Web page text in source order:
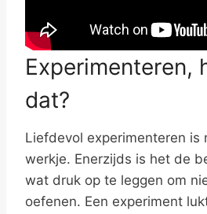
Experimenteren,
dat?
Liefdevol experimenteren is
werkje. Enerzijds is het de
wat druk op te leggen om
oefenen. Een experiment